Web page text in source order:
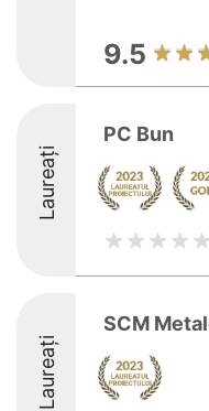
9.5
Laureați
PC Bun
Laureați
SCM